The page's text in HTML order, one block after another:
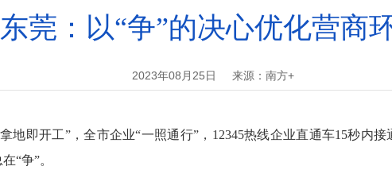
东莞：以“争”的决心优化营商
2023年08月25日 来源：南方+
即开工”，全市企业“一照通行”，12345热线企业直通车15秒内接
“争”。